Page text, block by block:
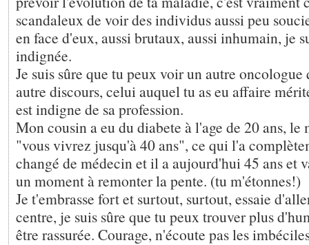
scandaleux de voir des individus aussi peu
en face d'eux, aussi brutaux, aussi inhumain, je
indignée.
Je suis sûre que tu peux voir un autre
autre discours, celui auquel tu as eu affaire
est indigne de sa profession.
Mon cousin a eu du diabete à l'age de 20 ans,
"vous vivrez jusqu'à 40 ans", ce qui l'a
changé de médecin et il a aujourd'hui 45 ans et
un moment à remonter la pente. (tu m'étonnes!)
Je t'embrasse fort et surtout, surtout, essaie
centre, je suis sûre que tu peux trouver plus
être rassurée. Courage, n'écoute pas les